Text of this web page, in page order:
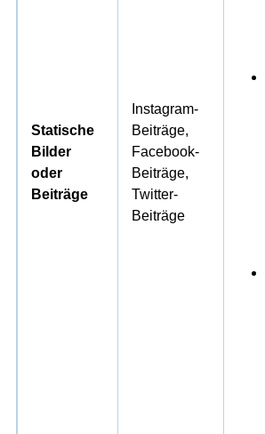
Statische
Bilder
oder
Beiträge
Instagram-
Beiträge,
Facebook-
Beiträge,
Twitter-
Beiträge